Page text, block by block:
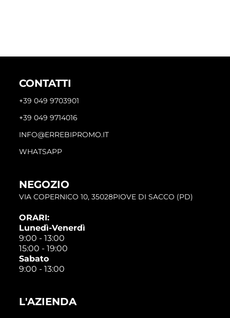
CONTATTI
+39 049 9703901
+39 049 9714016
INFO@ERREBIPROMO.IT
WHATSAPP
NEGOZIO
VIA COPERNICO 10, 35028PIOVE DI SACCO (PD)
ORARI:
Lunedì-Venerdì
9:00 - 13:00
15:00 - 19:00
Sabato
9:00 - 13:00
L'AZIENDA